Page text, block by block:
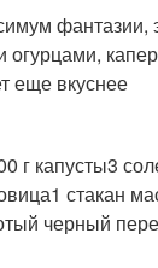
фантазии,
огурцами,
еще вкуснее
г капусты3
стакан
черный